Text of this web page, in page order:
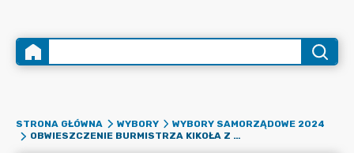
STRONA GŁÓWNA WYBORY
WYBORY SAMORZĄDOWE 2024
OBWIESZCZENIE BURMISTRZA KIKOŁA Z DNIA 7 LUTEGO 2024 ROKU O OKRĘGACH WYBORCZYCH, ICH GRANICACH I NUMERACH, LICZBIE RADNYCH WYBIERANYCH W OKRĘGACH WYBORCZYCH ORAZ SIEDZIBIE MIEJSKIEJ KOMISJI WYBORCZEJ W KIKOLE W WYBORACH ORGANÓW JEDNOSTEK SAMORZĄDU TERYTORIALNEGO ZARZĄDZONYCH NA DZIEŃ 7 KWIETNIA 2024